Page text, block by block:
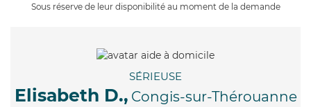
Sous réserve de leur disponibilité au moment de la demande
SÉRIEUSE
Elisabeth D., Congis-sur-Thérouanne